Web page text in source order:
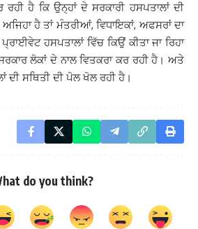
ਹੈ ਕਿ ਉਨ੍ਹਾਂ ਦੇ ਸਰਕਾਰੀ ਹਸਪਤਾਲਾਂ ਦੀ
ਹੈ ਤਾਂ ਮੰਤਰੀਆਂ, ਵਿਧਾਇਕਾਂ, ਅਫਸਰਾਂ ਦਾ
ਹਸਪਤਾਲਾਂ ਵਿੱਚ ਕਿਉਂ ਕੀਤਾ ਜਾ ਰਿਹਾ
ਲੋਕਾਂ ਦੇ ਨਾਲ ਵਿਤਕਰਾ ਕਰ ਰਹੀ ਹੈ। ਅਤੇ
ਦੀ ਸਥਿਤੀ ਦੀ ਪੋਲ ਖੋਲ ਰਹੀ ਹੈ।
do you think?